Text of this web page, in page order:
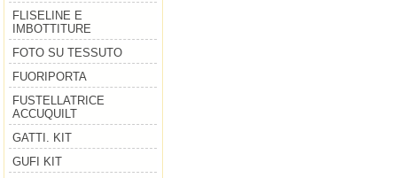
FLISELINE E
IMBOTTITURE
FOTO SU TESSUTO
FUORIPORTA
FUSTELLATRICE
ACCUQUILT
GATTI. KIT
GUFI KIT